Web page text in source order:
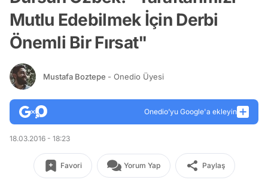
Mutlu Edebilmek İçin Derbi
Önemli Bir Fırsat"
Mustafa Boztepe - Onedio Üyesi
Onedio’yu Google'a ekleyin
18.03.2016 - 18:23
Favori Yorum Yap Paylaş